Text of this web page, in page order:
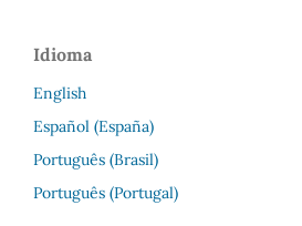
Idioma
English
Español (España)
Português (Brasil)
Português (Portugal)